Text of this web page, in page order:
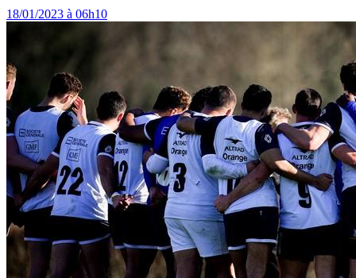
18/01/2023 à 06h10